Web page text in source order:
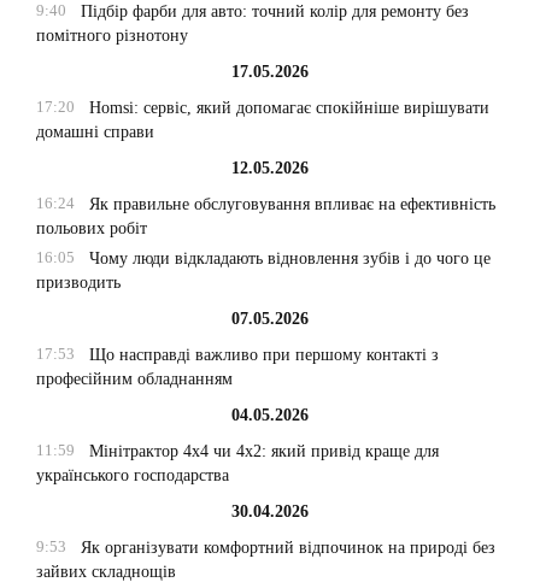
9:40
Підбір фарби для авто: точний колір для ремонту без
помітного різнотону
17.05.2026
17:20
Homsi: сервіс, який допомагає спокійніше вирішувати
домашні справи
12.05.2026
16:24
Як правильне обслуговування впливає на ефективність
польових робіт
16:05
Чому люди відкладають відновлення зубів і до чого це
призводить
07.05.2026
17:53
Що насправді важливо при першому контакті з
професійним обладнанням
04.05.2026
11:59
Мінітрактор 4х4 чи 4х2: який привід краще для
українського господарства
30.04.2026
9:53
Як організувати комфортний відпочинок на природі без
зайвих складнощів